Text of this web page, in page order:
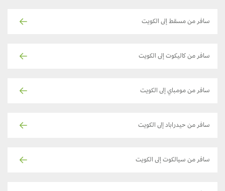
سافر من مسقط إلى الكويت
سافر من كاليكوت إلى الكويت
سافر من مومباي إلى الكويت
سافر من حيدراباد إلى الكويت
سافر من سيالكوت إلى الكويت